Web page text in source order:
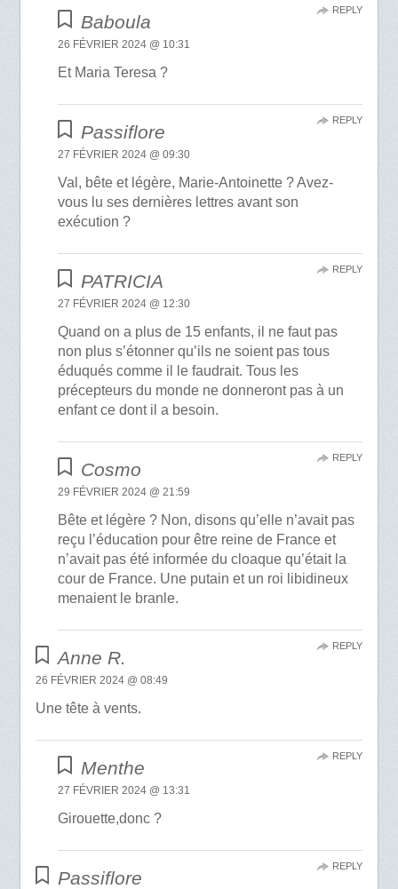
Baboula
26 FÉVRIER 2024 @ 10:31
Et Maria Teresa ?
REPLY
Passiflore
27 FÉVRIER 2024 @ 09:30
Val, bête et légère, Marie-Antoinette ? Avez-
vous lu ses dernières lettres avant son
exécution ?
REPLY
PATRICIA
27 FÉVRIER 2024 @ 12:30
Quand on a plus de 15 enfants, il ne faut pas
non plus s’étonner qu’ils ne soient pas tous
éduqués comme il le faudrait. Tous les
précepteurs du monde ne donneront pas à un
enfant ce dont il a besoin.
REPLY
Cosmo
29 FÉVRIER 2024 @ 21:59
Bête et légère ? Non, disons qu’elle n’avait pas
reçu l’éducation pour être reine de France et
n’avait pas été informée du cloaque qu’était la
cour de France. Une putain et un roi libidineux
menaient le branle.
REPLY
Anne R.
26 FÉVRIER 2024 @ 08:49
Une tête à vents.
REPLY
Menthe
27 FÉVRIER 2024 @ 13:31
Girouette,donc ?
REPLY
Passiflore
REPLY